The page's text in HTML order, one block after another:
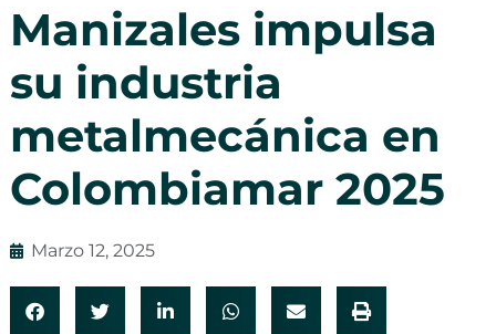
Manizales impulsa
su industria
metalmecánica en
Colombiamar 2025
Marzo 12, 2025